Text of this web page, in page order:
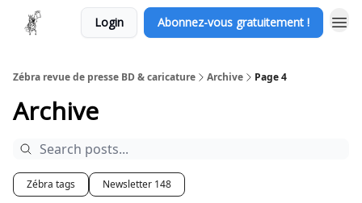
Login Abonnez-vous gratuitement !
Zébra revue de presse BD & caricature Archive Page 4
Archive
Zébra tags Newsletter 148